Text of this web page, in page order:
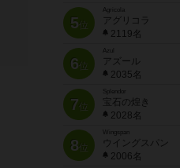
5位
Agricola
アグリコラ
2119名
6位
Azul
アズール
2035名
7位
宝石の煌き
2028名
8位
Wingspan
ウイングスパン
2006名